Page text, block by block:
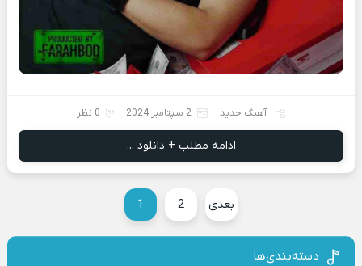
آهنگ جدید 2 سپتامبر 2024 0 نظر
ادامه مطلب + دانلود ...
1 2 بعدی
دسته‌بندی‌ها